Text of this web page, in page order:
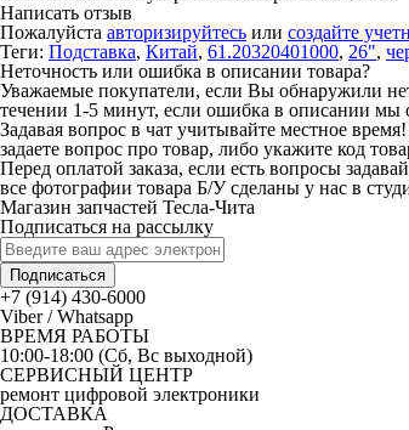
Написать отзыв
Пожалуйста авторизируйтесь или создайте
Теги: Подставка, Китай, 61.20320401000, 26",
Неточность или ошибка в описании товара?
Уважаемые покупатели, если Вы обнаружили
течении 1-5 минут, если ошибка в описании мы
Задавая вопрос в чат учитывайте местное
задаете вопрос про товар, либо укажите код
Перед оплатой заказа, если есть вопросы
все фотографии товара Б/У сделаны у нас в
Магазин запчастей Тесла-Чита
Подписаться на рассылку
Подписаться
+7 (914) 430-6000
Viber / Whatsapp
ВРЕМЯ РАБОТЫ
10:00-18:00 (Сб, Вс выходной)
СЕРВИСНЫЙ ЦЕНТР
ремонт цифровой электроники
ДОСТАВКА